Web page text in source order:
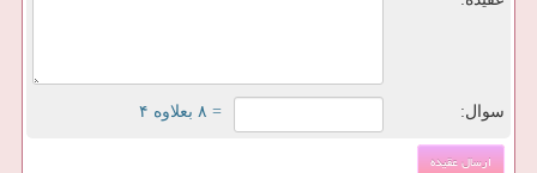
سوال: = ۸ بعلاوه ۴